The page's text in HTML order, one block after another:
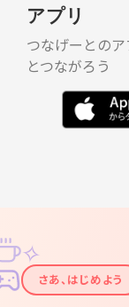
アプリ
つなげーとの
とつながろう
✦
✧
さあ、はじめよう